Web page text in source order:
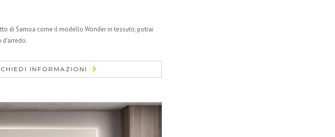
di Samoa come il modello Wonder in tessuto, potrai
INFORMAZIONI